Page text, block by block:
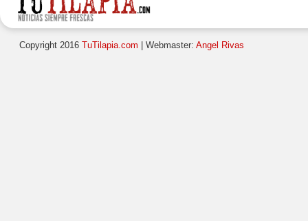
Copyright 2016 TuTilapia.com | Webmaster: Angel Rivas